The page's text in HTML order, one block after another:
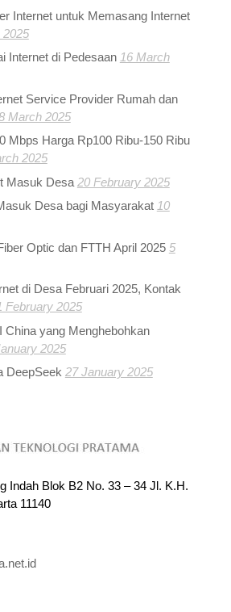
Internet untuk Memasang Internet
Internet di Pedesaan 16 March
Service Provider Rumah dan
March 2025
Mbps Harga Rp100 Ribu-150 Ribu
2025
Masuk Desa 20 February 2025
Desa bagi Masyarakat 10
Optic dan FTTH April 2025 5
di Desa Februari 2025, Kontak
February 2025
China yang Menghebohkan
2025
DeepSeek 27 January 2025
Indah Blok B2 No. 33 – 34 Jl. K.H.
11140